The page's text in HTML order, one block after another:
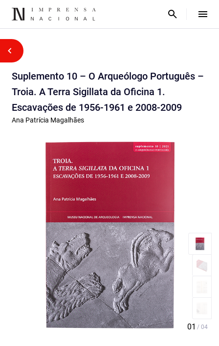
Suplemento 10 – O Arqueólogo Português –
Troia. A Terra Sigillata da Oficina 1.
Escavações de 1956-1961 e 2008-2009
Ana Patrícia Magalhães